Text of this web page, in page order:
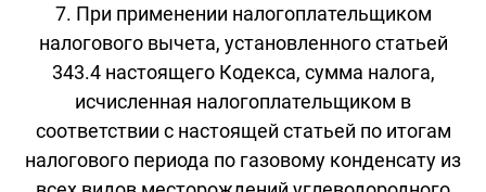
7. При применении налогоплательщиком
налогового вычета, установленного статьей
343.4 настоящего Кодекса, сумма налога,
исчисленная налогоплательщиком в
соответствии с настоящей статьей по итогам
налогового периода по газовому конденсату из